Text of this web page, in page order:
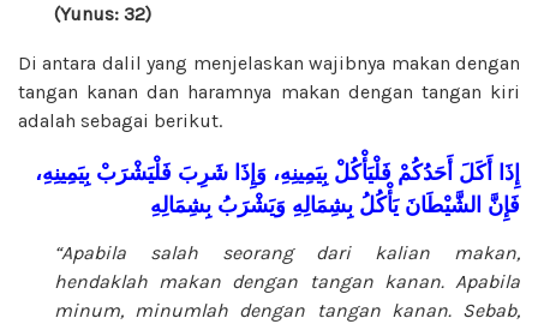
(Yunus: 32)
Di antara dalil yang menjelaskan wajibnya makan dengan
tangan kanan dan haramnya makan dengan tangan kiri
adalah sebagai berikut.
إِذَا أَكَلَ أَحَدُكُمْ فَلْيَأْكُلْ بِيَمِينِهِ، وَإِذَا شَرِبَ فَلْيَشْرَبْ بِيَمِينِهِ،
فَإِنَّ الشَّيْطَانَ يَأْكُلُ بِشِمَالِهِ وَيَشْرَبُ بِشِمَالِهِ
“Apabila salah seorang dari kalian makan,
hendaklah makan dengan tangan kanan. Apabila
minum, minumlah dengan tangan kanan. Sebab,